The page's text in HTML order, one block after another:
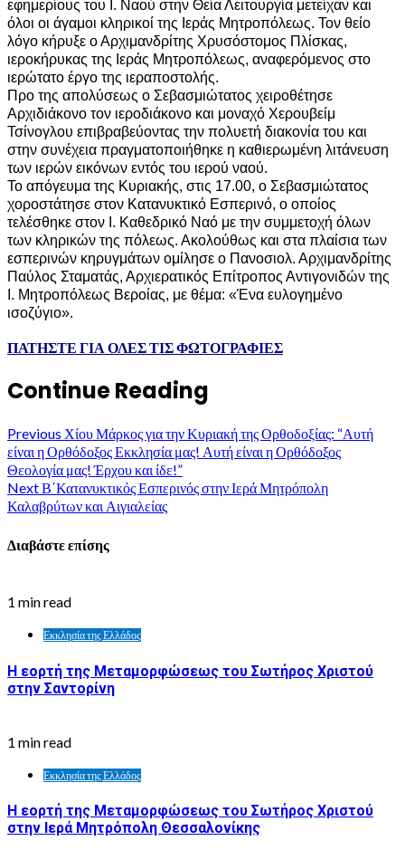
εφημερίους του Ι. Ναού στην Θεία Λειτουργία μετείχαν και
όλοι οι άγαμοι κληρικοί της Ιεράς Μητροπόλεως. Τον θείο
λόγο κήρυξε ο Αρχιμανδρίτης Χρυσόστομος Πλίσκας,
ιεροκήρυκας της Ιεράς Μητροπόλεως, αναφερόμενος στο
ιερώτατο έργο της ιεραποστολής.
Προ της απολύσεως ο Σεβασμιώτατος χειροθέτησε
Αρχιδιάκονο τον ιεροδιάκονο και μοναχό Χερουβείμ
Τσίνογλου επιβραβεύοντας την πολυετή διακονία του και
στην συνέχεια πραγματοποιήθηκε η καθιερωμένη λιτάνευση
των ιερών εικόνων εντός του ιερού ναού.
Το απόγευμα της Κυριακής, στις 17.00, ο Σεβασμιώτατος
χοροστάτησε στον Κατανυκτικό Εσπερινό, ο οποίος
τελέσθηκε στον Ι. Καθεδρικό Ναό με την συμμετοχή όλων
των κληρικών της πόλεως. Ακολούθως και στα πλαίσια των
εσπερινών κηρυγμάτων ομίλησε ο Πανοσιολ. Αρχιμανδρίτης
Παύλος Σταματάς, Αρχιερατικός Επίτροπος Αντιγονιδών της
Ι. Μητροπόλεως Βεροίας, με θέμα: «Ένα ευλογημένο
ισοζύγιο».
ΠΑΤΗΣΤΕ ΓΙΑ ΟΛΕΣ ΤΙΣ ΦΩΤΟΓΡΑΦΙΕΣ
Continue Reading
Previous Χίου Μάρκος για την Κυριακή της Ορθοδοξίας: “Αυτή
είναι η Ορθόδοξος Εκκλησία μας! Αυτή είναι η Ορθόδοξος
Θεολογία μας! Έρχου και ίδε!”
NextΒ΄Κατανυκτικός Εσπερινός στην Ιερά Μητρόπολη
Καλαβρύτων και Αιγιαλείας
Διαβάστε επίσης
1 min read
Εκκλησία της Ελλάδος
Η εορτή της Μεταμορφώσεως του Σωτήρος Χριστού
στην Σαντορίνη
1 min read
Εκκλησία της Ελλάδος
Η εορτή της Μεταμορφώσεως του Σωτήρος Χριστού
στην Ιερά Μητρόπολη Θεσσαλονίκης